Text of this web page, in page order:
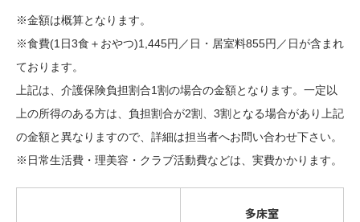
※金額は概算となります。
※食費(1日3食＋おやつ)1,445円／日・居室料855円／日が含まれ
ております。
上記は、介護保険負担割合1割の場合の金額となります。一定以
上の所得のある方は、負担割合が2割、3割となる場合があり上記
の金額と異なりますので、詳細は担当者へお問い合わせ下さい。
※日常生活費・理美容・クラブ活動費などは、実費かかります。
多床室